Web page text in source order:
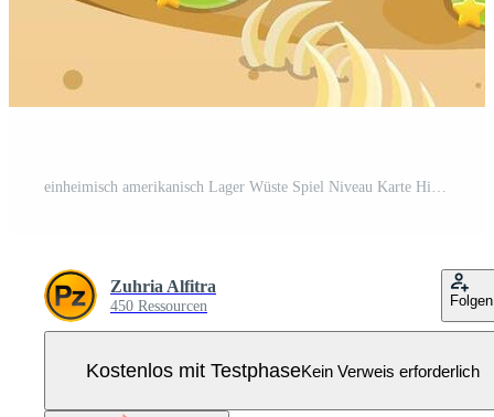
einheimisch amerikanisch Lager Wüste Spiel Niveau Karte Hintergrund Pro Vektor
Zuhria Alfitra
450 Ressourcen Folgen
Kostenlos mit TestphaseKein Verweis erforderlich